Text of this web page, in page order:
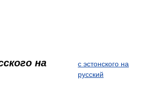
на
с эстонского на
русский